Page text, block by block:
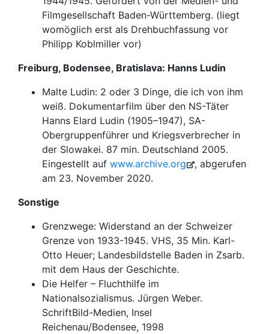
Filmgesellschaft Baden-Württemberg. (liegt
womöglich erst als Drehbuchfassung vor
Philipp Koblmiller vor)
Freiburg, Bodensee, Bratislava: Hanns Ludin
Malte Ludin: 2 oder 3 Dinge, die ich von ihm
weiß. Dokumentarfilm über den NS-Täter
Hanns Elard Ludin (1905–1947), SA-
Obergruppenführer und Kriegsverbrecher in
der Slowakei. 87 min. Deutschland 2005.
Eingestellt auf www.archive.org
, abgerufen
am 23. November 2020.
Sonstige
Grenzwege: Widerstand an der Schweizer
Grenze von 1933-1945. VHS, 35 Min. Karl-
Otto Heuer; Landesbildstelle Baden in Zsarb.
mit dem Haus der Geschichte.
Die Helfer – Fluchthilfe im
Nationalsozialismus. Jürgen Weber.
SchriftBild-Medien, Insel
Reichenau/Bodensee, 1998